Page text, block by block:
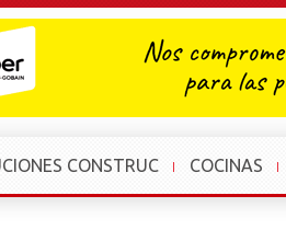
CONSTRUC COCINAS